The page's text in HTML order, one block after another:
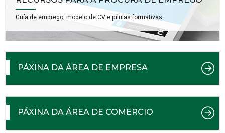
Guía de emprego, modelo de CV e pílulas formativas
PÁXINA DA ÁREA DE EMPRESA
PÁXINA DA ÁREA DE COMERCIO